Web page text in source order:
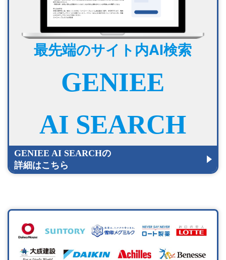
最先端のサイト内AI検索
GENIEE
AI SEARCH
GENIEE AI SEARCHの
詳細はこちら